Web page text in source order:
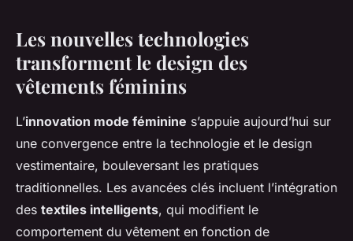
Les nouvelles technologies
transforment le design des
vêtements féminins
L’innovation mode féminine s’appuie aujourd’hui sur
une convergence entre la technologie et le design
vestimentaire, bouleversant les pratiques
traditionnelles. Les avancées clés incluent l’intégration
des textiles intelligents, qui modifient le
comportement du vêtement en fonction de